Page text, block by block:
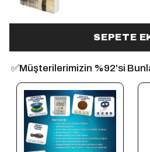
SEPETE
✅Müşterilerimizin %92'si